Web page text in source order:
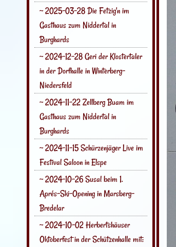
~ 2025-03-28 Die Fetzig'n im
Gasthaus zum Niddertal in
Burghards
~ 2024-12-28 Geri der Klostertaler
in der Dorfhalle in Winterberg-
Niedersfeld
~ 2024-11-22 Zellberg Buam im
Gasthaus zum Niddertal in
Burghards
~ 2024-11-15 Schürzenjäger Live im
Festival Saloon in Elspe
~ 2024-10-26 Susal beim 1.
Aprés-Ski-Opening in Marsberg-
Bredelar
~ 2024-10-02 Herbertshäuser
Oktoberfest in der Schützenhalle mit: